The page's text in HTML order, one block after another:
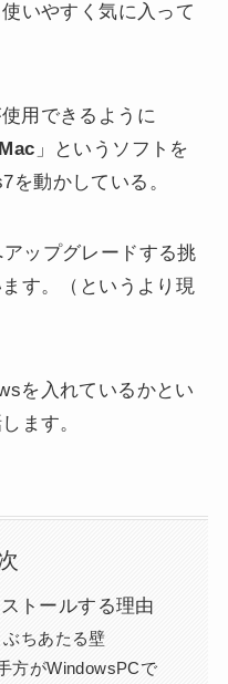
いやすく気に入って
用できるように
」というソフトを
を動かしている。
ップグレードする挑
す。（というより現
を入れているかとい
ます。
トールする理由
ちあたる壁
方がWindowsPCで